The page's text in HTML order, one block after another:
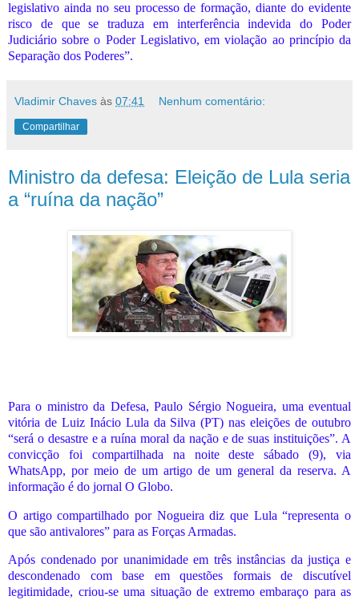
legislativo ainda no seu processo de formação, diante do evidente
risco de que se traduza em interferência indevida do Poder
Judiciário sobre o Poder Legislativo, em violação ao princípio da
Separação dos Poderes”.
Vladimir Chaves às 07:41 Nenhum comentário:
Compartilhar
Ministro da defesa: Eleição de Lula seria
a “ruína da nação”
Para o ministro da Defesa, Paulo Sérgio Nogueira, uma eventual
vitória de Luiz Inácio Lula da Silva (PT) nas eleições de outubro
“será o desastre e a ruína moral da nação e de suas instituições”. A
convicção foi compartilhada na noite deste sábado (9), via
WhatsApp, por meio de um artigo de um general da reserva. A
informação é do jornal O Globo.
O artigo compartilhado por Nogueira diz que Lula “representa o
que são antivalores” para as Forças Armadas.
Após condenado por unanimidade em três instâncias da justiça e
descondenado com base em questões formais de discutível
legitimidade, criou-se uma situação de extremo embaraço para as